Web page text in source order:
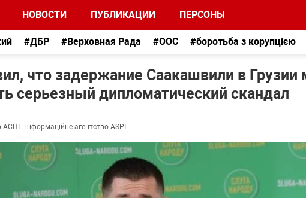
НОВОСТИ ПУБЛИКАЦИИ ПЕРСОНЫ
#ДБР #Верховная Рада #ООС #боротьба з корупцією
что задержание Саакашвили в
серьезный дипломатический скандал
АСПІ - інформаційне агентство ASPI